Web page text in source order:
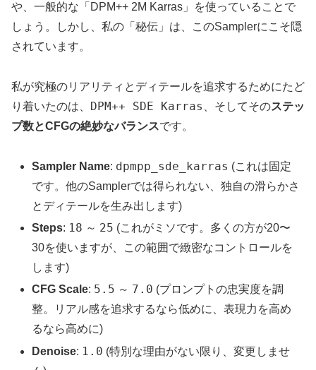
や、一般的な「DPM++ 2M Karras」を使っていることで
しょう。しかし、私の「秘伝」は、このSamplerにこそ隠
されています。
私が究極のリアリティとディテールを追求するためにたど
り着いたのは、
DPM++ SDE Karras 、そしてそのステッ
プ数とCFGの絶妙なバランスです。
Sampler Name: dpmpp_sde_karras (これは固定
です。他のSamplerでは得られない、独自の滑らかさ
とディテールを生み出します)
Steps: 18 ～ 25 (これがミソです。多くの方が20〜
30を使いますが、この範囲で緻密なコントロールを
します)
CFG Scale: 5.5 ～ 7.0 (プロンプトの忠実度を調
整。リアル感を追求するなら低めに、表現力を高め
るなら高めに)
Denoise: 1.0 (特別な理由がない限り、変更しませ